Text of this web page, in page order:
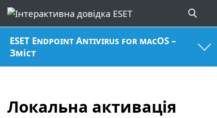
ESET Endpoint Antivirus for macOS –
Зміст
Локальна активація